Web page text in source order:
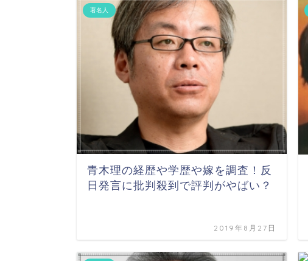
著名人
青木理の経歴や学歴や嫁を調査！反
日発言に批判殺到で評判がやばい？
2019年8月27日